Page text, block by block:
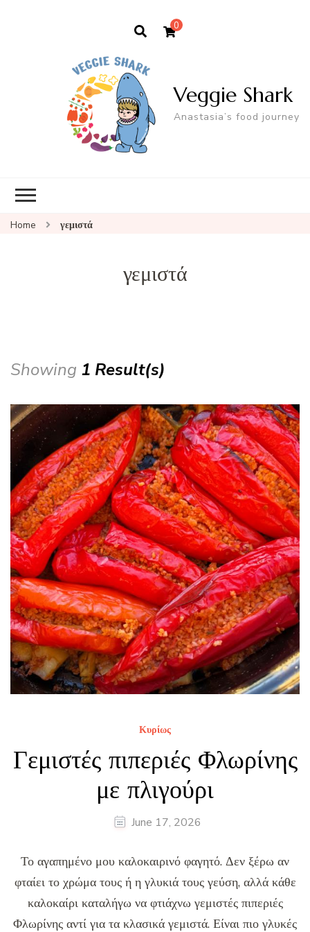
0
Veggie Shark
Anastasia’s food journey
Home γεμιστά
γεμιστά
Showing 1 Result(s)
Κυρίως
Γεμιστές πιπεριές Φλωρίνης
με πλιγούρι
June 17, 2026
Το αγαπημένο μου καλοκαιρινό φαγητό. Δεν ξέρω αν
φταίει το χρώμα τους ή η γλυκιά τους γεύση, αλλά κάθε
καλοκαίρι καταλήγω να φτιάχνω γεμιστές πιπεριές
Φλωρίνης αντί για τα κλασικά γεμιστά. Είναι πιο γλυκές